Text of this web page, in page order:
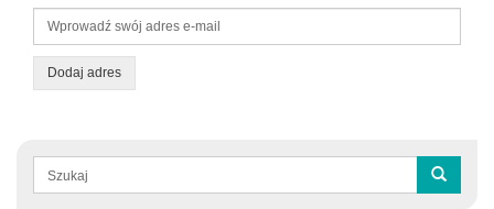
Dodaj adres
Formularz